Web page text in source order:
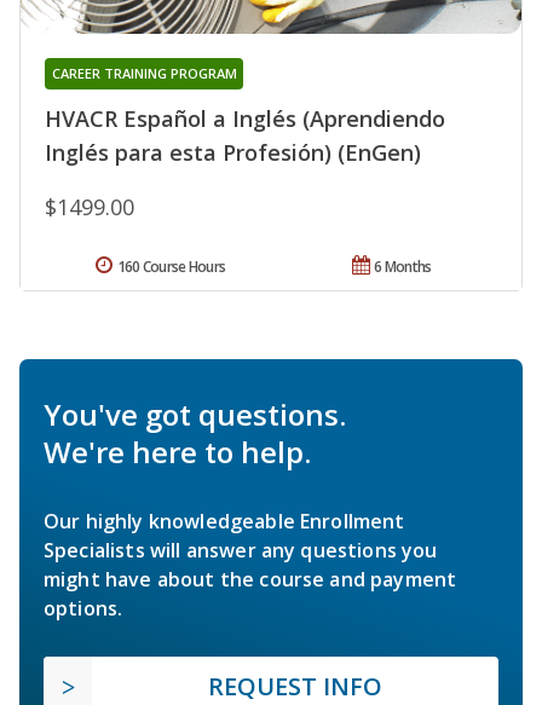
HVACR Español a Inglés (Aprendiendo
Inglés para esta Profesión) (EnGen)
CAREER TRAINING PROGRAM
$1499.00
6 Months
160 Course Hours
You've got questions.
We're here to help.
Our highly knowledgeable Enrollment
Specialists will answer any questions you
might have about the course and payment
options.
REQUEST INFO